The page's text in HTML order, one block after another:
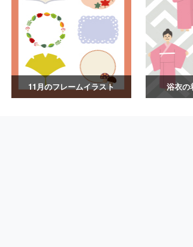
11月のフレームイラスト 浴衣の